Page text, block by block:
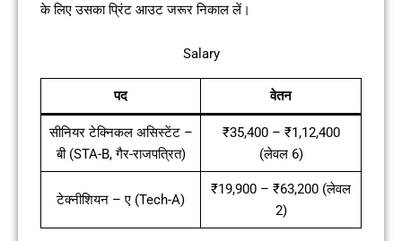
के लिए उसका प्रिंट आउट जरूर निकाल लें।
Salary
पद वेतन
सीनियर टेक्निकल असिस्टेंट –
बी (STA-B, गैर-राजपत्रित)
₹35,400 – ₹1,12,400
(लेवल 6)
टेक्नीशियन – ए (Tech-A)
₹19,900 – ₹63,200 (लेवल
2)